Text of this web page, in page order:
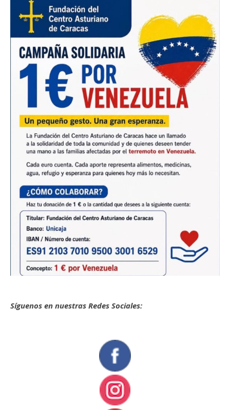
Síguenos en nuestras Redes Sociales: